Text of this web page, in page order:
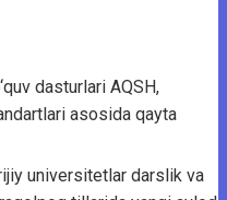
dasturlari AQSH,
asosida qayta
universitetlar darslik va